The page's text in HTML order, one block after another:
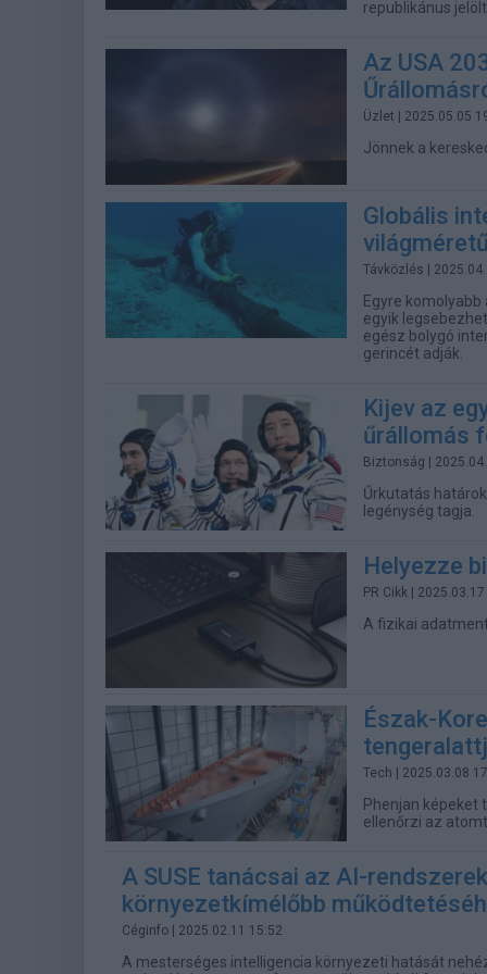
republikánus
Az USA
Üzlet | 2025.05.05
Jönnek a
Globális
Távközlés |
Egyre
egyik
egész bolygó
gerincét adják.
Kijev az
űrállomás
Biztonság |
Űrkutatás
legénység tagja.
Helyezze
PR Cikk |
A fizikai
Észak-
Tech | 2025.03.08
Phenjan képeket
ellenőrzi az
A SUSE tanácsai az AI-rendszerek
környezetkímélőbb
Céginfo | 2025.02.11 15:52
A mesterséges intelligencia környezeti hatását